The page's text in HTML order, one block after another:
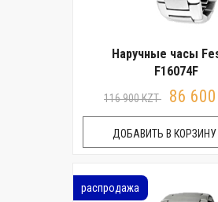
Наручные часы
F16074F
116 900 KZT 86
ДОБАВИТЬ В КОРЗИНУ
распродажа